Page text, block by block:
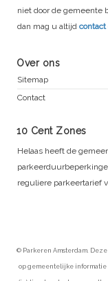
niet door de gemeente
dan mag u altijd
Over ons
Sitemap
Contact
10 Cent Zones
Helaas heeft de
reguliere parkeertarief
© Parkeren Amsterdam.
op gemeentelijke